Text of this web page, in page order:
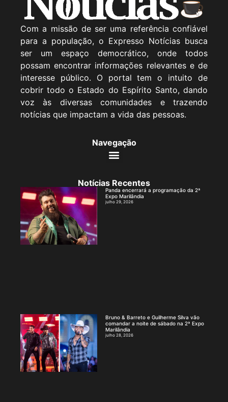
Com a missão de ser uma referência confiável
para a população, o Expresso Notícias busca
ser um espaço democrático, onde todos
possam encontrar informações relevantes e de
interesse público. O portal tem o intuito de
cobrir todo o Estado do Espírito Santo, dando
voz às diversas comunidades e trazendo
notícias que impactam a vida das pessoas.
Navegação
Notícias Recentes
Panda encerrará a programação da 2ª
Expo Marilândia
julho 29, 2026
Bruno & Barreto e Guilherme Silva vão
comandar a noite de sábado na 2ª Expo
Marilândia
julho 28, 2026